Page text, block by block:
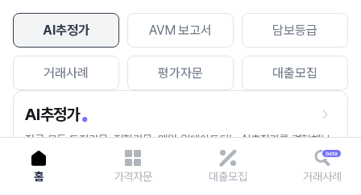
AI추정가 AVM 보고서 담보등급
거래사례 평가자문 대출모집
AI추정가
전국 모든 토지건물, 집합건물, 매월 업데이트되는 AI추정가를 경험해보
세요.
홈 가격자문 대출모집 거래사례